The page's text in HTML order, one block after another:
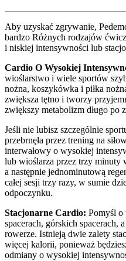
Aby uzyskać zgrywanie,
bardzo Różnych rodzajów
i niskiej intensywności lub
Cardio O Wysokiej
wioślarstwo i wiele sportów
nożna, koszykówka i piłka
zwiększa tętno i tworzy
zwiększy metabolizm długo po
Jeśli nie lubisz szczególnie
przebrnęła przez trening na
interwałowy o wysokiej
lub wioślarza przez trzy minuty
a następnie jednominutową
całej sesji trzy razy, w sumie
odpoczynku.
Stacjonarne Cardio: Pomyśl o
spacerach, górskich spacerach,
rowerze. Istnieją dwie zalety
więcej kalorii, ponieważ
odmiany o wysokiej